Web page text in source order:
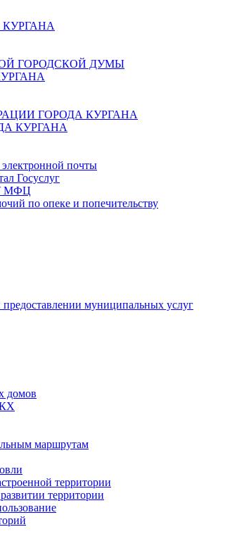
ГОРОДСКОЙ ДУМЫ
ГОРОДА КУРГАНА
КУРГАНА
почты
Госуслуг
МФЦ
по опеке и попечительству
муниципальных услуг
домов
маршрутам
территории
территории